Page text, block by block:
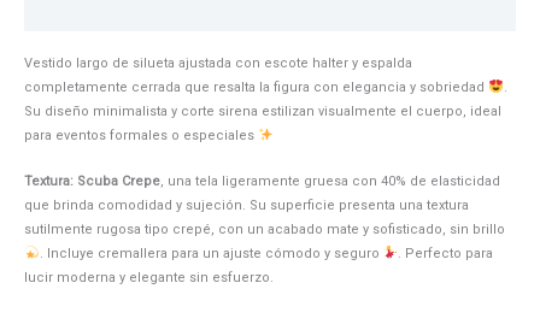
Vestido largo de silueta ajustada con escote halter y espalda
completamente cerrada que resalta la figura con elegancia y sobriedad
.
Su diseño minimalista y corte sirena estilizan visualmente el cuerpo, ideal
para eventos formales o especiales
Textura: Scuba Crepe, una tela ligeramente gruesa con 40% de elasticidad
que brinda comodidad y sujeción. Su superficie presenta una textura
sutilmente rugosa tipo crepé, con un acabado mate y sofisticado, sin brillo
. Incluye cremallera para un ajuste cómodo y seguro
. Perfecto para
lucir moderna y elegante sin esfuerzo.